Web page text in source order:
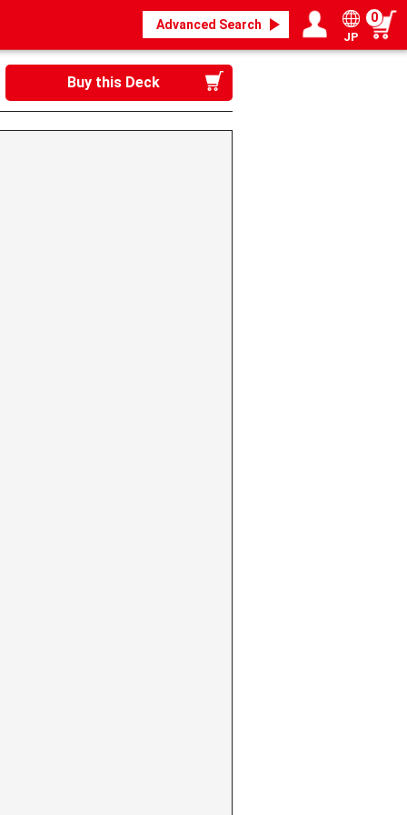
Advanced Search
Login / Register
My page
JP
0
Buy this Deck